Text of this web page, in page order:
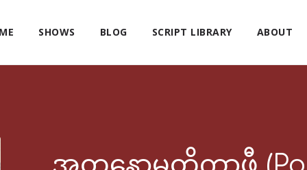
SHOWS BLOG SCRIPT LIBRARY ABOUT